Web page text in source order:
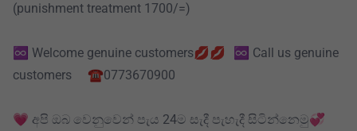
(punishment treatment 1700/=)
♾️ Welcome genuine customers💋💋 ♾️ Call us genuine
customers ☎️0773670900
💗 අපි ඔබ වෙනුවෙන් පැය 24ම සැදී පැහැදී සිටින්නෙමු💞